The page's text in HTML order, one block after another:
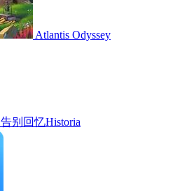
Atlantis Odyssey
告别回忆Historia